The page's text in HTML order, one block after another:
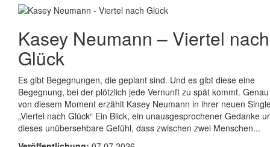
Kasey Neumann – Viertel nach
Glück
Es gibt Begegnungen, die geplant sind. Und es gibt diese eine
Begegnung, bei der plötzlich jede Vernunft zu spät kommt. Genau
von diesem Moment erzählt Kasey Neumann in ihrer neuen
„Viertel nach Glück“ Ein Blick, ein unausgesprochener Gedanke
dieses unübersehbare Gefühl, dass zwischen zwei Menschen...